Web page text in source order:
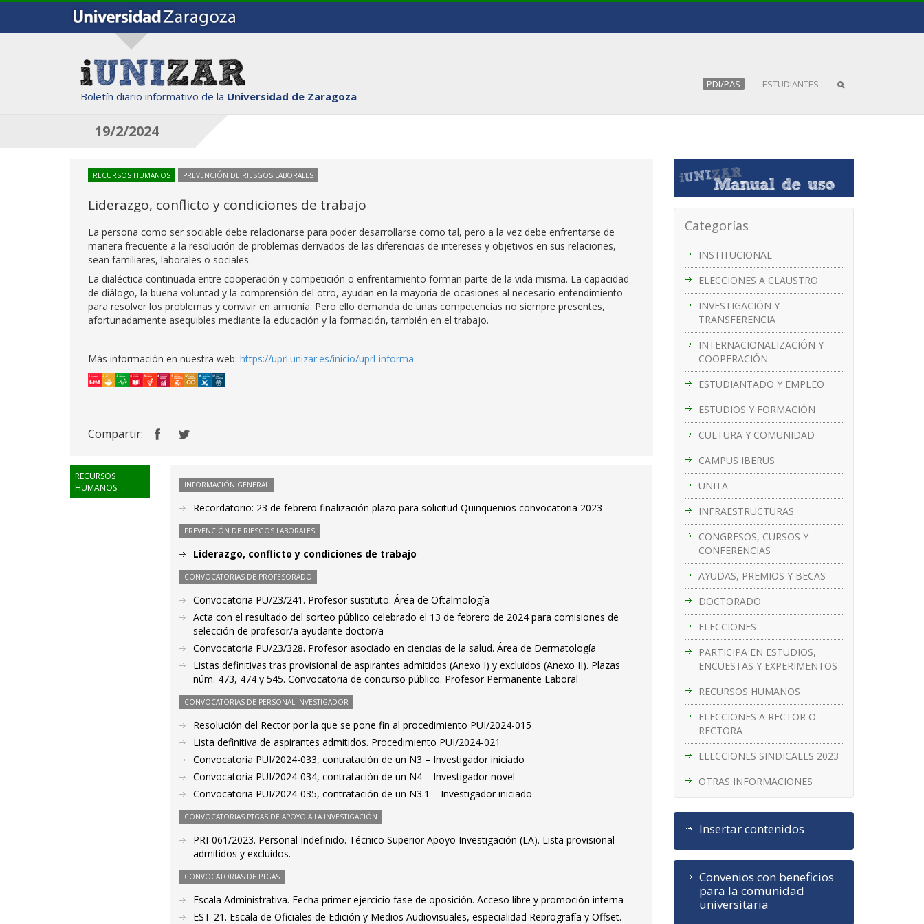
Boletín diario informativo de la Universidad de Zaragoza
PDI/PAS ESTUDIANTES
19/2/2024
Categorías
INSTITUCIONAL
ELECCIONES A CLAUSTRO
INVESTIGACIÓN Y
TRANSFERENCIA
INTERNACIONALIZACIÓN Y
COOPERACIÓN
ESTUDIANTADO Y EMPLEO
ESTUDIOS Y FORMACIÓN
CULTURA Y COMUNIDAD
CAMPUS IBERUS
UNITA
INFRAESTRUCTURAS
CONGRESOS, CURSOS Y
CONFERENCIAS
AYUDAS, PREMIOS Y BECAS
DOCTORADO
ELECCIONES
PARTICIPA EN ESTUDIOS,
ENCUESTAS Y EXPERIMENTOS
RECURSOS HUMANOS
ELECCIONES A RECTOR O
RECTORA
ELECCIONES SINDICALES 2023
OTRAS INFORMACIONES
Insertar contenidos
Convenios con beneficios
para la comunidad
universitaria
RECURSOS HUMANOS PREVENCIÓN DE RIESGOS LABORALES
Liderazgo, conflicto y condiciones de trabajo
La persona como ser sociable debe relacionarse para poder desarrollarse como tal, pero a la vez debe enfrentarse de
manera frecuente a la resolución de problemas derivados de las diferencias de intereses y objetivos en sus relaciones,
sean familiares, laborales o sociales.
La dialéctica continuada entre cooperación y competición o enfrentamiento forman parte de la vida misma. La capacidad
de diálogo, la buena voluntad y la comprensión del otro, ayudan en la mayoría de ocasiones al necesario entendimiento
para resolver los problemas y convivir en armonía. Pero ello demanda de unas competencias no siempre presentes,
afortunadamente asequibles mediante la educación y la formación, también en el trabajo.
Más información en nuestra web: https://uprl.unizar.es/inicio/uprl-informa
Compartir:
RECURSOS
HUMANOS
INFORMACIÓN GENERAL
Recordatorio: 23 de febrero finalización plazo para solicitud Quinquenios convocatoria 2023
PREVENCIÓN DE RIESGOS LABORALES
Liderazgo, conflicto y condiciones de trabajo
CONVOCATORIAS DE PROFESORADO
Convocatoria PU/23/241. Profesor sustituto. Área de Oftalmología
Acta con el resultado del sorteo público celebrado el 13 de febrero de 2024 para comisiones de
selección de profesor/a ayudante doctor/a
Convocatoria PU/23/328. Profesor asociado en ciencias de la salud. Área de Dermatología
Listas definitivas tras provisional de aspirantes admitidos (Anexo I) y excluidos (Anexo II). Plazas
núm. 473, 474 y 545. Convocatoria de concurso público. Profesor Permanente Laboral
CONVOCATORIAS DE PERSONAL INVESTIGADOR
Resolución del Rector por la que se pone fin al procedimiento PUI/2024-015
Lista definitiva de aspirantes admitidos. Procedimiento PUI/2024-021
Convocatoria PUI/2024-033, contratación de un N3 – Investigador iniciado
Convocatoria PUI/2024-034, contratación de un N4 – Investigador novel
Convocatoria PUI/2024-035, contratación de un N3.1 – Investigador iniciado
CONVOCATORIAS PTGAS DE APOYO A LA INVESTIGACIÓN
PRI-061/2023. Personal Indefinido. Técnico Superior Apoyo Investigación (LA). Lista provisional
admitidos y excluidos.
CONVOCATORIAS DE PTGAS
Escala Administrativa. Fecha primer ejercicio fase de oposición. Acceso libre y promoción interna
EST-21. Escala de Oficiales de Edición y Medios Audiovisuales, especialidad Reprografía y Offset.